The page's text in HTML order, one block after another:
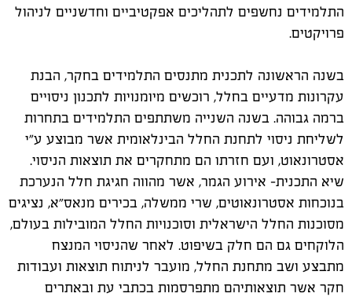
התלמידים נחשפים לתהליכים אפקטיביים וחדשניים לניהול
פרויקטים.
בשנה הראשונה לתכנית מתנסים התלמידים בחקר, הבנת
עקרונות מדעיים בחלל, רוכשים מיומנויות לתכנון ניסויים
ברמה גבוהה. בשנה השנייה משתתפים התלמידים בתחרות
לשליחת ניסוי לתחנת החלל הבינלאומית אשר מבוצע ע"י
אסטרונאוט, ועם חזרתו הם מתחקרים את תוצאות הניסוי.
שיא התכנית- אירוע הגמר, אשר מהווה חגיגת חלל הנערכת
בנוכחות אסטרונאוטים, שרי ממשלה, בכירים מנאס״א, נציגים
מסוכנות החלל הישראלית וסוכנויות החלל המובילות בעולם,
הלוקחים גם הם חלק בשיפוט. לאחר שהניסוי המנצח
מתבצע ושב מתחנת החלל, מועבר לניתוח תוצאות ועבודות
חקר אשר תוצאותיהם מתפרסמות בכתבי עת ובאתרים